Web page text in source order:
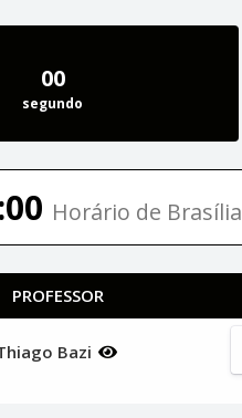
00
segundo
Horário de Brasília
PROFESSOR
Bazi